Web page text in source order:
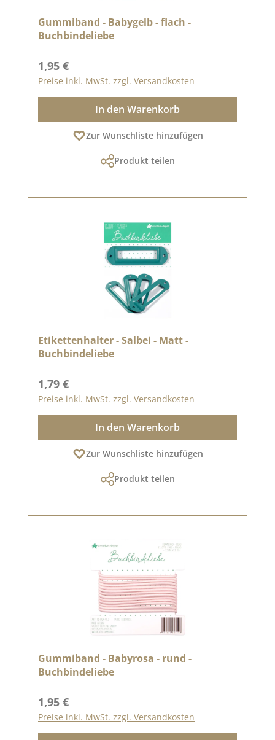
Gummiband - Babygelb - flach -
Buchbindeliebe
Regulärer Preis:
1,95 €
Preise inkl. MwSt. zzgl. Versandkosten
In den Warenkorb
Zur Wunschliste hinzufügen
Produkt teilen
Etikettenhalter - Salbei - Matt -
Buchbindeliebe
Regulärer Preis:
1,79 €
Preise inkl. MwSt. zzgl. Versandkosten
In den Warenkorb
Zur Wunschliste hinzufügen
Produkt teilen
Gummiband - Babyrosa - rund -
Buchbindeliebe
Regulärer Preis:
1,95 €
Preise inkl. MwSt. zzgl. Versandkosten